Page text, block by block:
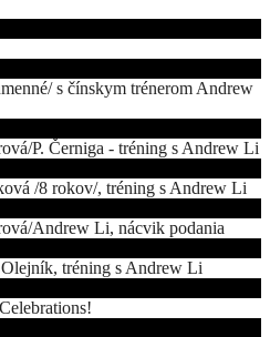
s čínskym trénerom Andrew
P. Černiga - tréning s Andrew Li
/8 rokov/, tréning s Andrew Li
Andrew Li, nácvik podania
tréning s Andrew Li